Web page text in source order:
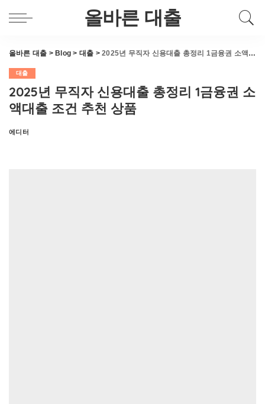
올바른 대출
올바른 대출 > Blog > 대출 >2025년 무직자 신용대출 총정리 1금융권 소액대출 조건 추천 상품
대출
2025년 무직자 신용대출 총정리 1금융권 소
액대출 조건 추천 상품
Posted
에디터